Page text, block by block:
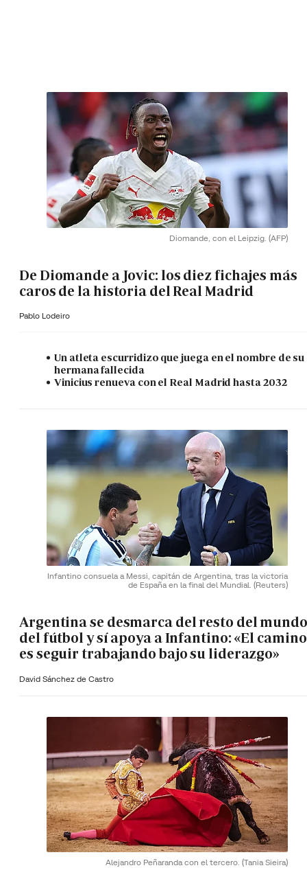
Diomande, con el Leipzig. (AFP)
De Diomande a Jovic: los diez fichajes más
caros de la historia del Real Madrid
Pablo Lodeiro
Un atleta escurridizo que juega en el nombre de su
hermana fallecida
Vinicius renueva con el Real Madrid hasta 2032
Infantino consuela a Messi, capitán de Argentina, tras la victoria
de España en la final del Mundial. (Reuters)
Argentina se desmarca del resto del mundo
del fútbol y sí apoya a Infantino: «El camino
es seguir trabajando bajo su liderazgo»
David Sánchez de Castro
Alejandro Peñaranda con el tercero. (Tania Sieira)